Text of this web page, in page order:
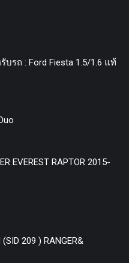
รถ : Ford Fiesta 1.5/1.6 แท้
EVEREST RAPTOR 2015-
209 ) RANGER&